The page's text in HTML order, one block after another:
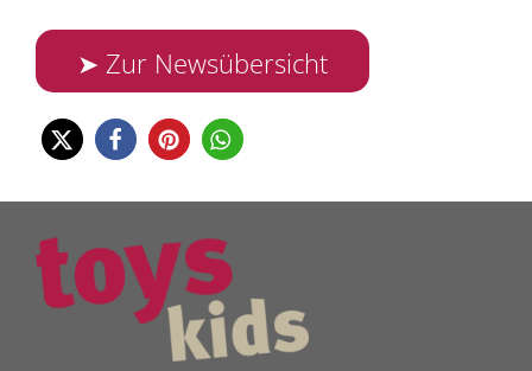
➤ Zur Newsübersicht